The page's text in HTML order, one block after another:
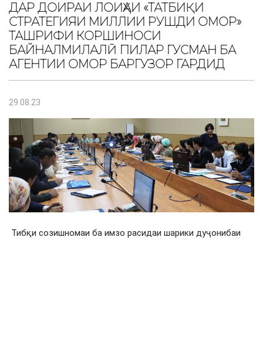
ДАР ДОИРАИ ЛОИҲАИ «ТАТБИҚИ
СТРАТЕГИЯИ МИЛЛИИ РУШДИ ОМОР»
ТАШРИФИ КОРШИНОСИ
БАЙНАЛМИЛАЛӢ ПИЛАР ГУСМАН БА
АГЕНТИИ ОМОР БАРГУЗОР ГАРДИД
29.08.23
Тибқи созишномаи ба имзо расидаи шарики дуҷонибаи